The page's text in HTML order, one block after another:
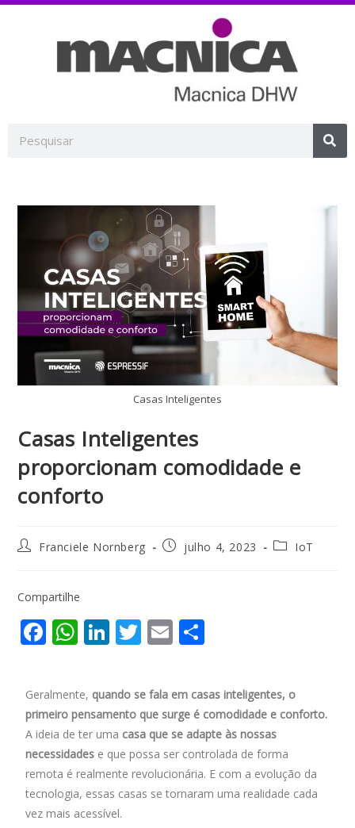
Casas Inteligentes
Casas Inteligentes
proporcionam comodidade e
conforto
Franciele Nornberg julho 4, 2023 IoT
Compartilhe
F
e
b
o
o
k
W
at
s
A
p
p
Li
k
e
dI
n
T
itt
er
E
ai
l
ar
e
Geralmente, quando se fala em casas inteligentes, o
primeiro pensamento que surge é comodidade e conforto.
A ideia de ter uma casa que se adapte às nossas
necessidades e que possa ser controlada de forma
remota é realmente revolucionária. E com a evolução da
tecnologia, essas casas se tornaram uma realidade cada
vez mais acessível.